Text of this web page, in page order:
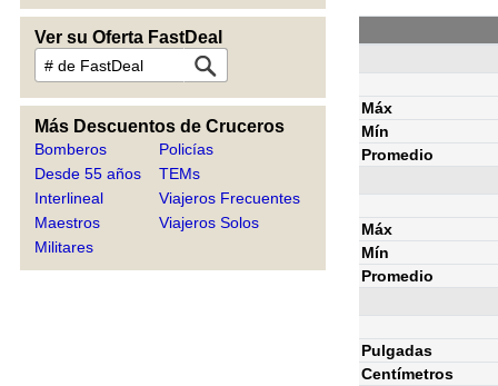
Ver su Oferta FastDeal
Más Descuentos de Cruceros
Bomberos
Desde 55 años
Interlineal
Maestros
Militares
Policías
TEMs
Viajeros Frecuentes
Viajeros Solos
Máx
Mín
Promedio
Máx
Mín
Promedio
Pulgadas
Centímetros